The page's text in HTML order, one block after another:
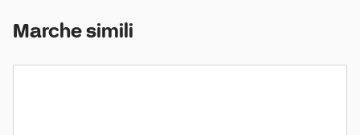
Marche simili